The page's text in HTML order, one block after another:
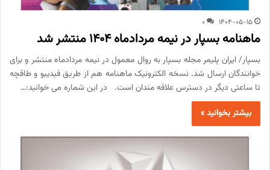
1404-05-15
0
ماهنامه بسپار در نیمه مردادماه 1404 منتشر شد
بسپار/ ایران پلیمر مجله بسپار به روال معمول در نیمه مردادماه منتشر و برای
خوانندگان ارسال شد. نسخه الکترونیک ماهنامه هم از طریق فیدیبو و طاقچه
تا ساعتی دیگر در دسترس علاقه مندان است. در این شماره می خوانید:…
بیشتر بخوانید »